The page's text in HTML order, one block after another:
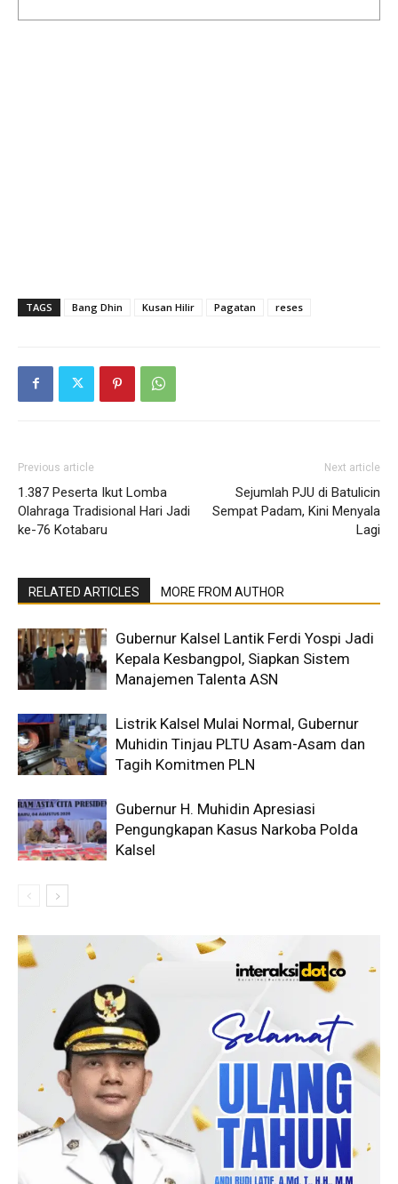
TAGS Bang Dhin Kusan Hilir Pagatan reses
Previous article
1.387 Peserta Ikut Lomba
Olahraga Tradisional Hari Jadi
ke-76 Kotabaru
Next article
Sejumlah PJU di Batulicin
Sempat Padam, Kini Menyala
Lagi
RELATED ARTICLES MORE FROM AUTHOR
Gubernur Kalsel Lantik Ferdi Yospi Jadi
Kepala Kesbangpol, Siapkan Sistem
Manajemen Talenta ASN
Listrik Kalsel Mulai Normal, Gubernur
Muhidin Tinjau PLTU Asam-Asam dan
Tagih Komitmen PLN
Gubernur H. Muhidin Apresiasi
Pengungkapan Kasus Narkoba Polda
Kalsel